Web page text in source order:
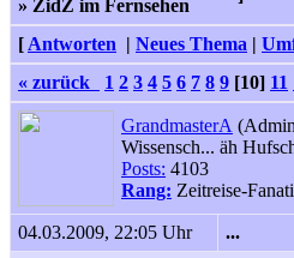
» ZidZ im Fernsehen
[ Antworten | Neues Thema |
« zurück
1 2 3 4 5 6 7 8 9 [10] 11
GrandmasterA
Wissensch... äh
Posts: 4103
Rang: Zeitreise-
04.03.2009, 22:05 Uhr
...